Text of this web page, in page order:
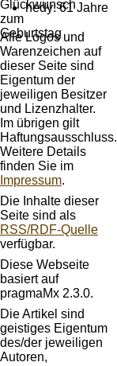
hedy: 61 Jahre
Alle Logos und
Warenzeichen auf
dieser Seite sind
Eigentum der
jeweiligen Besitzer
und Lizenzhalter.
Im übrigen gilt
Haftungsausschluss.
Weitere Details
finden Sie im
Impressum.
Die Inhalte dieser
Seite sind als
RSS/RDF-Quelle
verfügbar.
Diese Webseite
basiert auf
pragmaMx 2.3.0.
Die Artikel sind
geistiges Eigentum
des/der jeweiligen
Autoren,